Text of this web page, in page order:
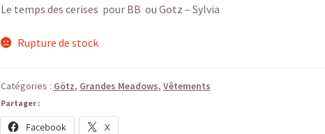
Le temps des cerises pour BB ou Gotz – Sylvia
Rupture de stock
Catégories : Götz, Grandes Meadows, Vêtements
Partager :
Facebook X